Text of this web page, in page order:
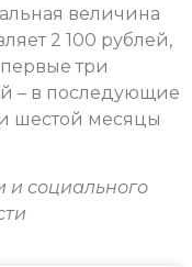
величина
2 100 рублей,
три
– в последующие
шестой месяцы
и социального